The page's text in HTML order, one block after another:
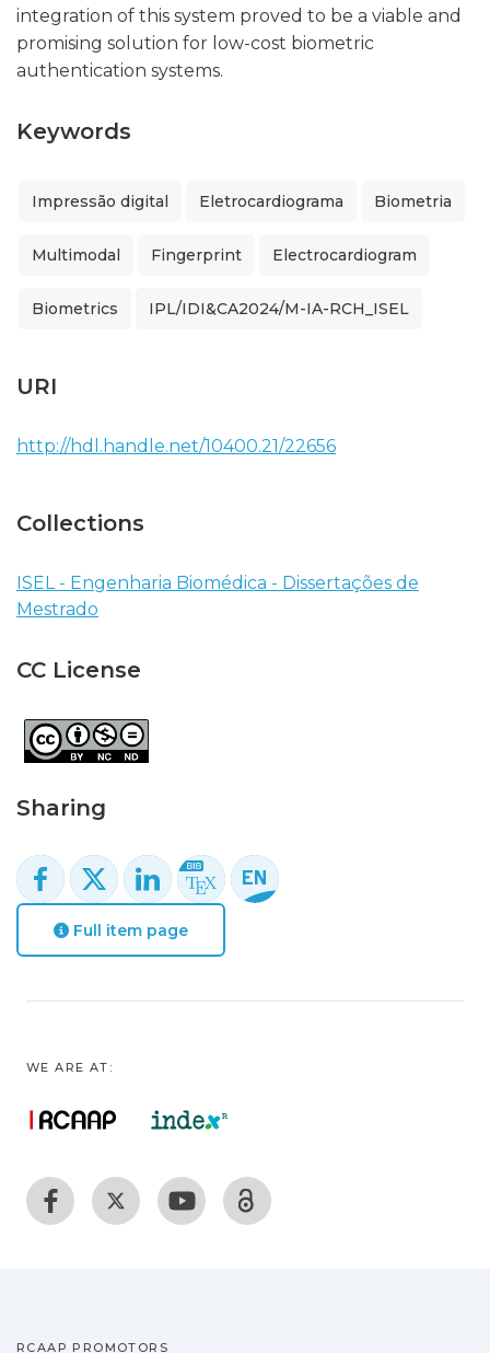
integration of this system proved to be a viable and
promising solution for low-cost biometric
authentication systems.
Keywords
Impressão digital Eletrocardiograma Biometria
Multimodal Fingerprint Electrocardiogram
Biometrics IPL/IDI&CA2024/M-IA-RCH_ISEL
URI
http://hdl.handle.net/10400.21/22656
Collections
ISEL - Engenharia Biomédica - Dissertações de
Mestrado
CC License
Sharing
Full item page
WE ARE AT:
RCAAP PROMOTORS